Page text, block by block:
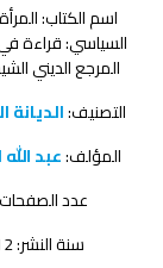
اسم الكتاب:
السياسي: قراءة
المرجع الديني
التصنيف:الديانة
المؤلف:عبد
عدد الصفحات:
سنة النشر: 2012